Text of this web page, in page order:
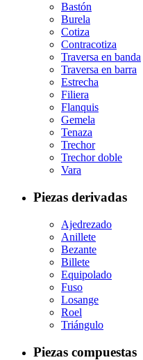
Bastón
Burela
Cotiza
Contracotiza
Traversa en banda
Traversa en barra
Estrecha
Filiera
Flanquis
Gemela
Tenaza
Trechor
Trechor doble
Vara
Piezas derivadas
Ajedrezado
Anillete
Bezante
Billete
Equipolado
Fuso
Losange
Roel
Triángulo
Piezas compuestas